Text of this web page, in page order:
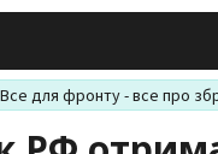
Все для фронту - все про